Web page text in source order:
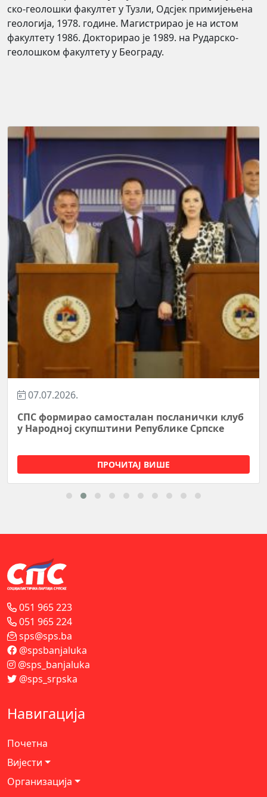
ско-геолошки факултет у Туз­ли, Одсјек при­ми­је­њена
геологија, 1978. го­ди­не. Ма­гис­трирао је на ис­том
факултету 1986. Докторирао је 1989. на Рударско-
геоло­шком фа­култету у Бео­граду.
07.07.2026.
СПС формирао самосталан посланички клуб
у Народној скупштини Републике Српске
ПРОЧИТАЈ ВИШЕ
051 965 223
051 965 224
sps@sps.ba
@spsbanjaluka
@sps_banjaluka
@sps_srpska
Навигација
Почетна
Вијести
Организација